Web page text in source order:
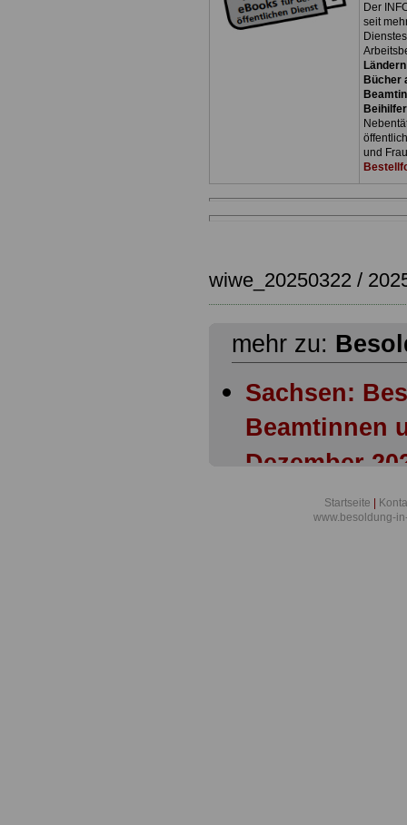
Der
seit
Ländern
Bücher
und
wiwe_20250322 /
mehr zu:
Sachsen:
Beamtinnen
Dezember
Sachsen:
Startseite
www.besoldung-